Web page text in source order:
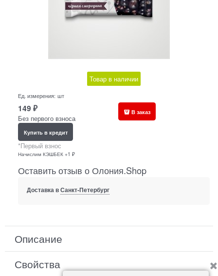
Товар в наличии
Ед. измерения: шт
149 ₽
Без первого взноса
Купить в кредит
*Первый взнос
Начислим КЭШБЕК +1 ₽
В заказ
Оставить отзыв о Олония.Shop
Доставка вСанкт-Петербург
Описание
Свойства